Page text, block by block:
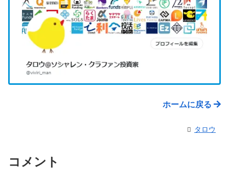
ホームに戻る
タロウ
コメント